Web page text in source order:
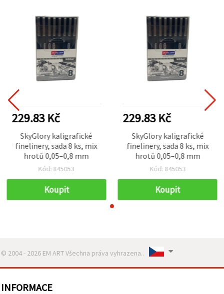
229.83 Kč
SkyGlory kaligrafické
finelinery, sada 8 ks, mix
hrotů 0,05–0,8 mm
Kód: 845053
Koupit
229.83 Kč
SkyGlory kaligrafické
finelinery, sada 8 ks, mix
hrotů 0,05–0,8 mm
Kód: 845053
Koupit
© 2004 - 2026 EM ART Všechna práva vyhrazena..
INFORMACE